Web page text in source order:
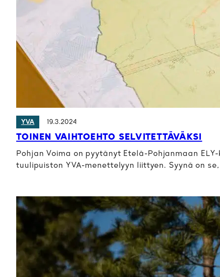
YVA 19.3.2024
TOINEN VAIHTOEHTO SELVITETTÄVÄKSI
Pohjan Voima on pyytänyt Etelä-Pohjanmaan
tuulipuiston YVA-menettelyyn liittyen. Syynä on